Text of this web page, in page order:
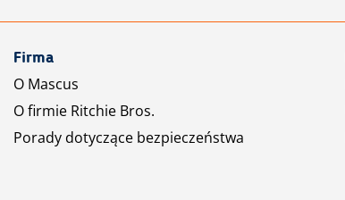
Firma
O Mascus
O firmie Ritchie Bros.
Porady dotyczące bezpieczeństwa